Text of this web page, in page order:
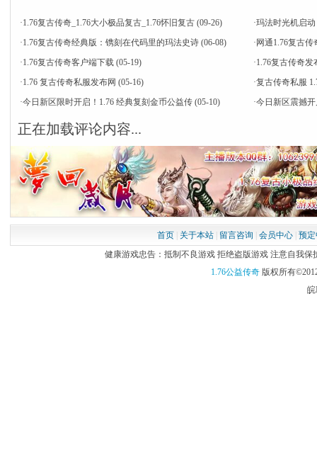
·1.76复古传奇_1.76大小极品复古_1.76怀旧复古 (09-26) ·玛法时光机启
·1.76复古传奇经典版：镌刻在代码里的玛法史诗 (06-08) ·网通1.76复古
·1.76复古传奇客户端下载 (05-19) ·1.76复古传奇
·1.76 复古传奇私服发布网 (05-16) ·复古传奇私服
·今日新区限时开启！1.76 经典复刻金币公益传 (05-10) ·今日新区震撼
正在加载评论内容...
首页| 关于本站| 留言咨询 会员中心| 预
健康游戏忠告：抵制不良游戏 拒绝盗版游戏 注意自我保
1.76公益传奇版权所有
皖